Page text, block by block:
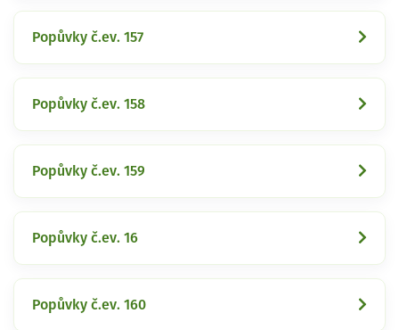
Popůvky č.ev. 157
Popůvky č.ev. 158
Popůvky č.ev. 159
Popůvky č.ev. 16
Popůvky č.ev. 160